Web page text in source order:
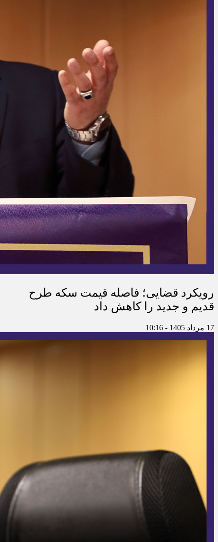
رویکرد قضایی؛ فاصله قیمت سکه طرح
قدیم و جدید را کاهش داد